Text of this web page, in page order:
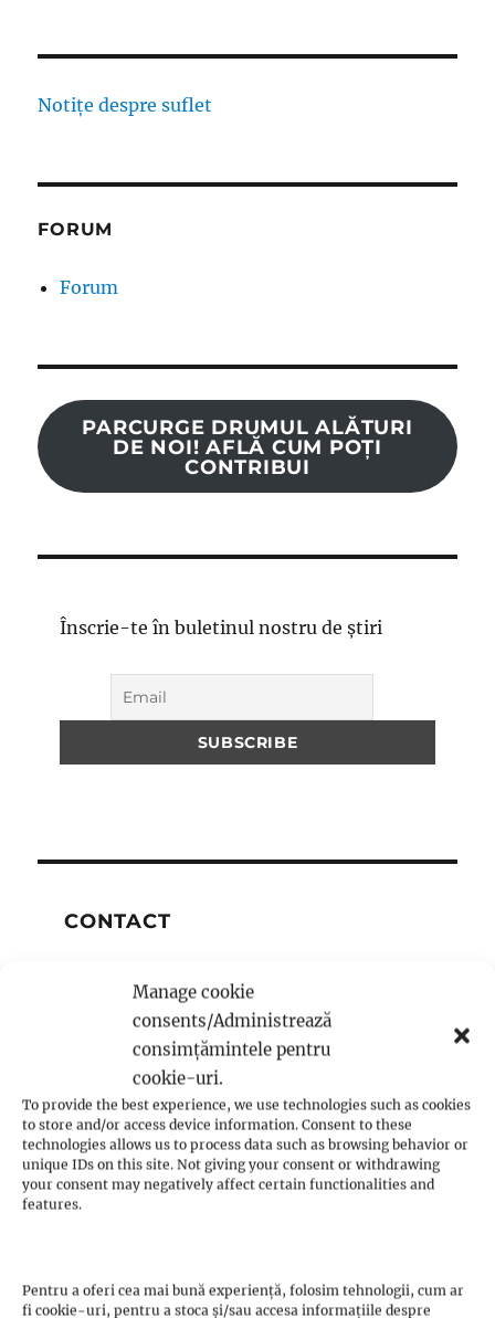
Manage cookie
consents/Administrează
consimțămintele pentru
cookie-uri.
To provide the best experience, we use technologies such as cookies
to store and/or access device information. Consent to these
technologies allows us to process data such as browsing behavior or
unique IDs on this site. Not giving your consent or withdrawing
your consent may negatively affect certain functionalities and
features.
Pentru a oferi cea mai bună experiență, folosim tehnologii, cum ar
fi cookie-uri, pentru a stoca și/sau accesa informațiile despre
Notițe despre suflet
FORUM
Forum
PARCURGE DRUMUL ALĂTURI
DE NOI! AFLĂ CUM POȚI
CONTRIBUI
Înscrie-te în buletinul nostru de știri
CONTACT
Ultimele articole:
Comportamentul față de părinți – Yasir
Qadhi
Bazele credintei – partea a doua
Existenta umana – partea a 2-a
ALLAH – 4